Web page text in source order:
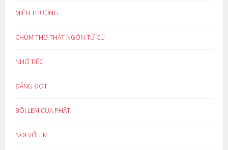
MIỀN THƯƠNG
CHÙM THƠ THẤT NGÔN TỨ CÚ
NHỚ TIẾC
ĐẮNG ĐÓT
BÔI LEM CỬA PHẬT
NÓI VỚI EM